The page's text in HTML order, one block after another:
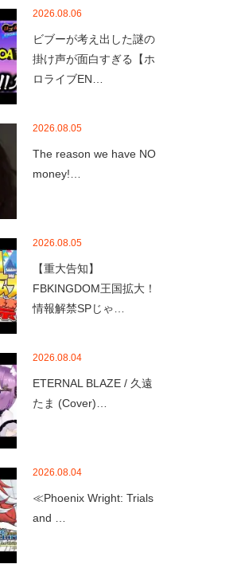
2026.08.06
ビブーが考え出した謎の
掛け声が面白すぎる【ホ
ロライブEN…
2026.08.05
The reason we have NO
money!…
2026.08.05
【重大告知】
FBKINGDOM王国拡大！
情報解禁SPじゃ…
2026.08.04
ETERNAL BLAZE / 久遠
たま (Cover)…
2026.08.04
≪Phoenix Wright: Trials
and …